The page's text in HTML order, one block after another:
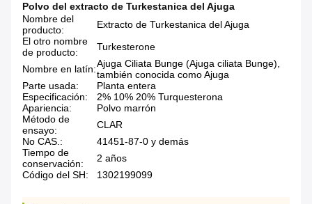
Polvo del extracto de Turkestanica del Ajuga
Nombre del
producto:
Extracto de Turkestanica del Ajuga
El otro nombre
de producto:
Turkesterone
Nombre en latín:Ajuga Ciliata Bunge (Ajuga ciliata Bunge),
también conocida como Ajuga
Parte usada:
Planta entera
Especificación:
2% 10% 20% Turquesterona
Apariencia:
Polvo marrón
Método de
ensayo:
CLAR
No CAS.:
41451-87-0 y demás
Tiempo de
conservación:
2 años
Código del SH:
1302199099